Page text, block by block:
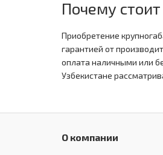
Почему
Приобретение
гарантией от
оплата наличными или
Узбекистане
О компании